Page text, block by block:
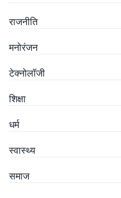
राजनीति
मनोरंजन
टेक्नोलॉजी
शिक्षा
धर्म
स्वास्थ्य
समाज